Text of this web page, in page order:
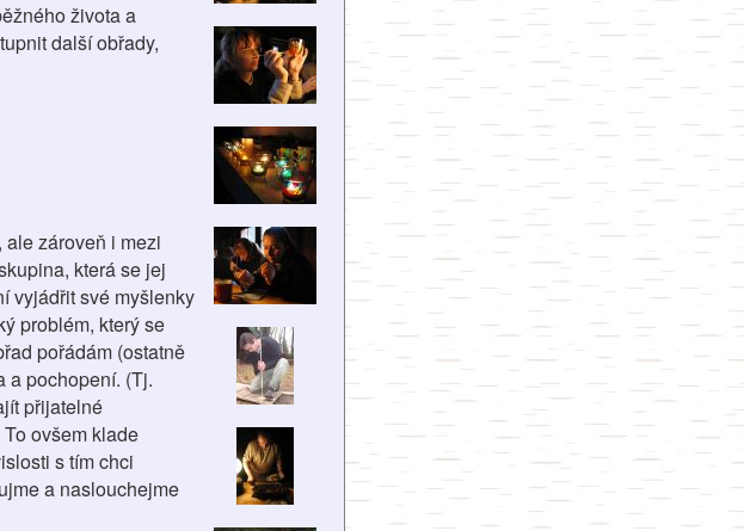
života a
další obřady,
zároveň i mezi
která se jej
vyjádřit své myšlenky
problém, který se
pořádám (ostatně
a pochopení. (Tj.
přijatelné
ovšem klade
s tím chci
a naslouchejme